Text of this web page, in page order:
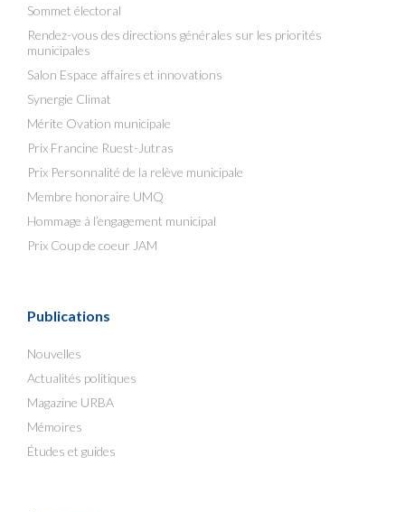
Sommet électoral
Rendez-vous des directions générales sur les priorités
municipales
Salon Espace affaires et innovations
Synergie Climat
Mérite Ovation municipale
Prix Francine Ruest-Jutras
Prix Personnalité de la relève municipale
Membre honoraire UMQ
Hommage à l’engagement municipal
Prix Coup de coeur JAM
Publications
Nouvelles
Actualités politiques
Magazine URBA
Mémoires
Études et guides